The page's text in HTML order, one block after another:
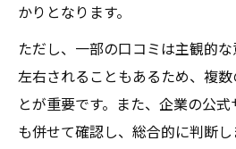
かりとなります。
ただし、一部の口コミは主観的
左右されることもあるため、複
とが重要です。また、企業の公
も併せて確認し、総合的に判断し